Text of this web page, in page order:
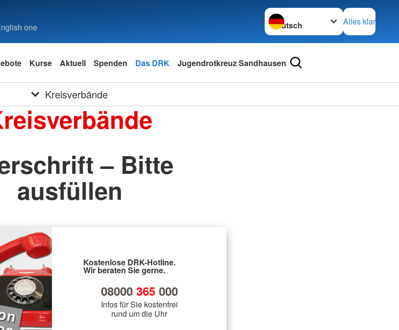
one
Sprache wechseln zu
Alles klar
Kurse Aktuell Spenden Das DRK Jugendrotkreuz Sandhausen
Kreisverbände
– Bitte
ausfüllen
Kostenlose DRK-Hotline.
Wir beraten Sie gerne.
08000 365000
Infos für Sie kostenfrei
rund um die Uhr